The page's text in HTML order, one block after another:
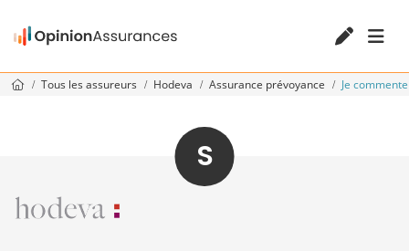
Tous les assureurs Hodeva Assurance prévoyance Je commente
S